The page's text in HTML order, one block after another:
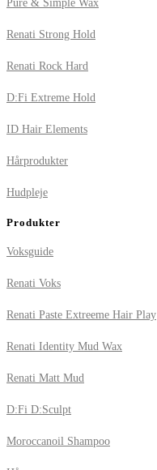
Pure & Simple Wax
Renati Strong Hold
Renati Rock Hard
D:Fi Extreme Hold
ID Hair Elements
Hårprodukter
Hudpleje
Produkter
Voksguide
Renati Voks
Renati Paste Extreeme Hair Play
Renati Identity Mud Wax
Renati Matt Mud
D:Fi D:Sculpt
Moroccanoil Shampoo